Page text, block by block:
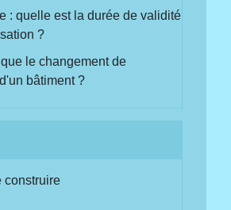
: quelle est la durée de validité
?
le changement de
bâtiment ?
construire